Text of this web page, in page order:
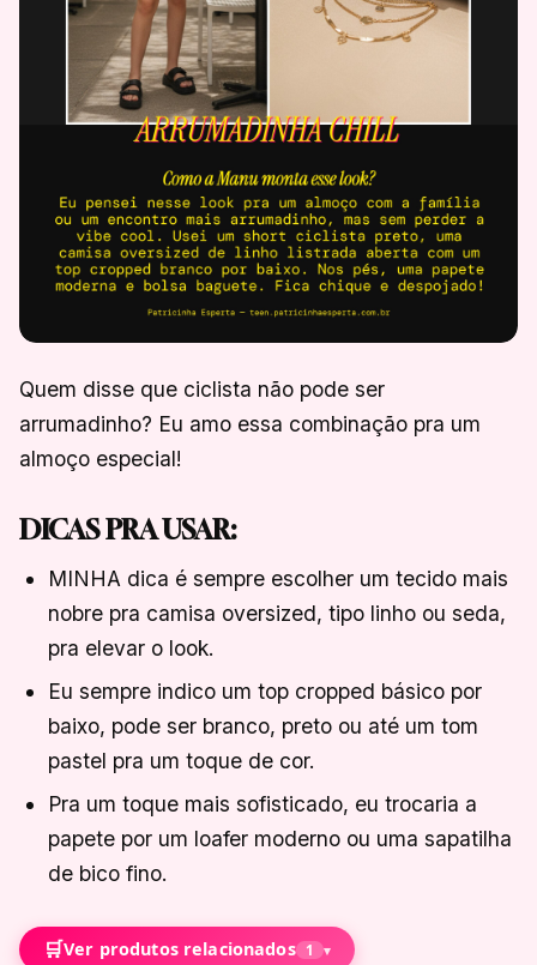
Quem disse que ciclista não pode ser
arrumadinho? Eu amo essa combinação pra um
almoço especial!
DICAS PRA USAR:
MINHA dica é sempre escolher um tecido mais
nobre pra camisa oversized, tipo linho ou seda,
pra elevar o look.
Eu sempre indico um top cropped básico por
baixo, pode ser branco, preto ou até um tom
pastel pra um toque de cor.
Pra um toque mais sofisticado, eu trocaria a
papete por um loafer moderno ou uma sapatilha
de bico fino.
🛒Ver produtos relacionados 1 ▾